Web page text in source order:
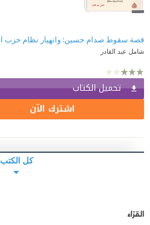
شامل عبد القادر
تحميل الكتاب
اشترك الآن
كل الكتب
القرّاء